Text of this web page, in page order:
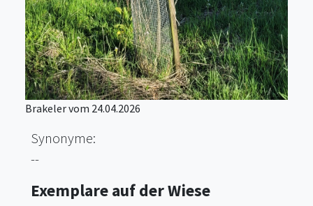
Brakeler vom 24.04.2026
Synonyme:
--
Exemplare auf der Wiese